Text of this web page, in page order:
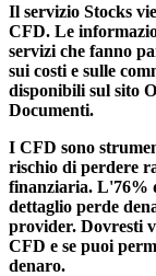
Il servizio Stocks
CFD. Le
servizi che fanno
sui costi e sulle
disponibili sul sito
Documenti.
I CFD sono
rischio di perdere
finanziaria. L'76%
dettaglio perde
provider. Dovresti
CFD e se puoi
denaro.